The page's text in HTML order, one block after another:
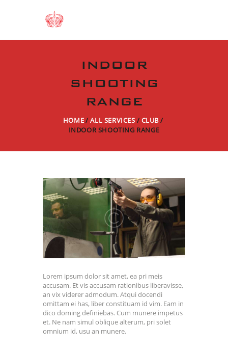
INDOOR
SHOOTING
RANGE
HOME ALL SERVICES
CLUB
INDOOR SHOOTING RANGE
Lorem ipsum dolor sit amet, ea pri meis
accusam. Et vis accusam rationibus liberavisse,
an vix viderer admodum. Atqui docendi
omittam ei has, liber constituam id vim. Eam in
dico doming definiebas. Cum munere impetus
et. Ne nam simul oblique alterum, pri solet
omnium id, usu an munere.